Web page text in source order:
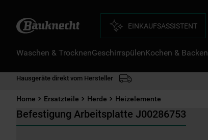
EINKAUFSASSISTENT
Waschen & TrocknenGeschirrspülenKochen & Backen
Hausgeräte direkt vom Hersteller
Home Ersatzteile Herde Heizelemente
Befestigung Arbeitsplatte J00286753